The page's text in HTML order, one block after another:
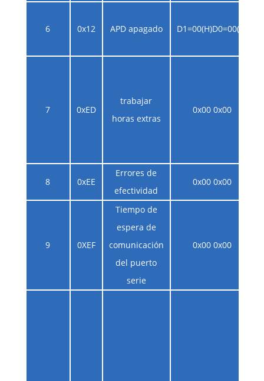
6 0x12 APD apagado D1=00(H)D0=00(H)
7 0xED
trabajar
horas extras
0x00 0x00
8 0xEE
Errores de
efectividad
0x00 0x00
9 0XEF
Tiempo de
espera de
comunicación
del puerto
serie
0x00 0x00